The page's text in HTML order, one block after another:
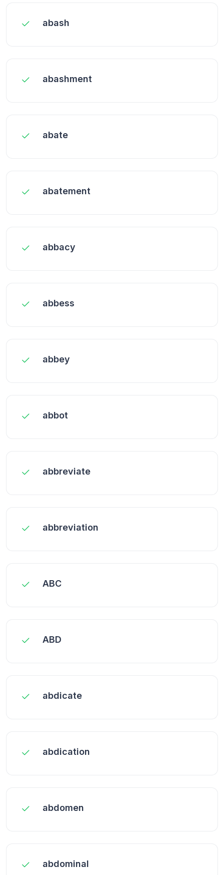
abash
abashment
abate
abatement
abbacy
abbess
abbey
abbot
abbreviate
abbreviation
ABC
ABD
abdicate
abdication
abdomen
abdominal